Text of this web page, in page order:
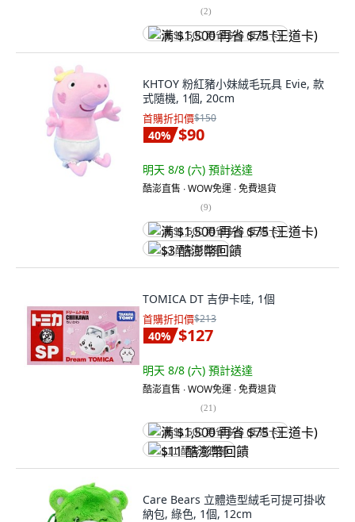
(2)
满 $1,500 再省 $75 (王道卡)
KHTOY 粉紅豬小妹絨毛玩具 Evie, 款
式隨機, 1個, 20cm
首購折扣價$150
40% $90
明天 8/8 (六) 預計送達
酷澎直售 ∙ WOW免運 ∙ 免費退貨
(9)
满 $1,500 再省 $75 (王道卡)
$3 酷澎幣回饋
TOMICA DT 吉伊卡哇, 1個
首購折扣價$213
40% $127
明天 8/8 (六) 預計送達
酷澎直售 ∙ WOW免運 ∙ 免費退貨
(21)
满 $1,500 再省 $75 (王道卡)
$11 酷澎幣回饋
Care Bears 立體造型絨毛可提可掛收
納包, 綠色, 1個, 12cm